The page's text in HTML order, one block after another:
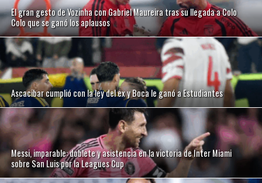
El gran gesto de Vozinha con Gabriel Maureira tras su llegada a Colo
Colo que se ganó los aplausos
Ascacibar cumplió con la ley del ex y Boca le ganó a Estudiantes
Messi, imparable: doblete y asistencia en la victoria de Inter Miami
sobre San Luis por la Leagues Cup